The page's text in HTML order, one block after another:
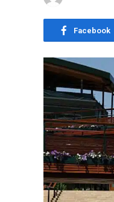
Facebook